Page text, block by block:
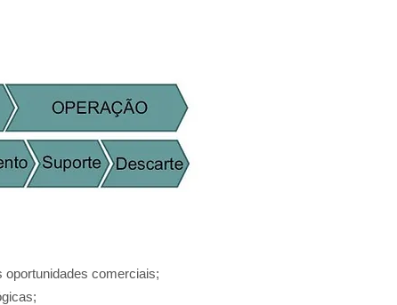
oportunidades comerciais;